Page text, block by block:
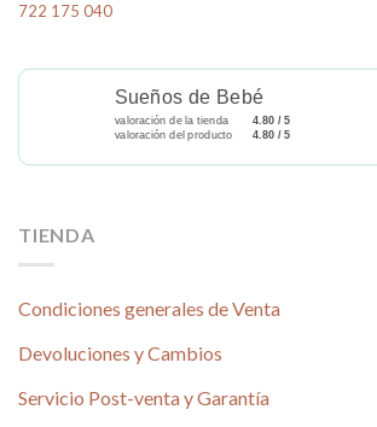
722 175 040
Sueños de Bebé
valoración de la tienda
4.80 / 5
valoración del producto
4.80 / 5
TIENDA
Condiciones generales de Venta
Devoluciones y Cambios
Servicio Post-venta y Garantía